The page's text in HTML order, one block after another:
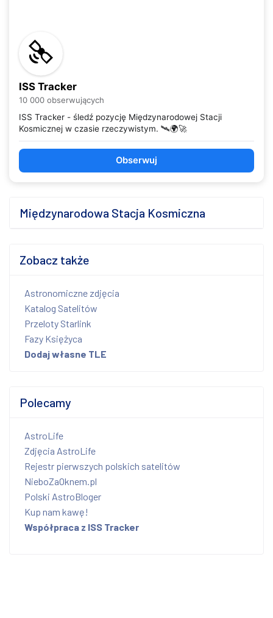
ISS Tracker
10 000 obserwujących
ISS Tracker - śledź pozycję Międzynarodowej Stacji
Kosmicznej w czasie rzeczywistym. 🛰️🌍🚀
Obserwuj
Międzynarodowa Stacja Kosmiczna
Zobacz także
Astronomiczne zdjęcia
Katalog Satelitów
Przeloty Starlink
Fazy Księżyca
Dodaj własne TLE
Polecamy
AstroLife
Zdjęcia AstroLife
Rejestr pierwszych polskich satelitów
NieboZaOknem.pl
Polski AstroBloger
Kup nam kawę!
Współpraca z ISS Tracker